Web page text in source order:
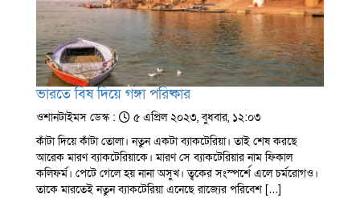
ভারতে বিষ দিয়ে গঙ্গা পরিষ্কার
ওশানটাইমস ডেস্ক :
৫ এপ্রিল ২০২৩, বুধবার, ১২:০৩
কাঁটা দিয়ে কাঁটা তোলা। নতুন একটা ব্যাকটেরিয়া। তাই শেষ করছে
আরেক মারণ ব্যাকটেরিয়াকে। মারণ সে ব্যাকটেরিয়ার নাম ফিকাল
কলিফর্ম। পেটে গেলে হয় নানা অসুখ। ত্বকের সংস্পর্শে এলে চর্মরোগও।
তাকে মারতেই নতুন ব্যাকটেরিয়া এনেছে রাজ্যের পরিবেশ […]